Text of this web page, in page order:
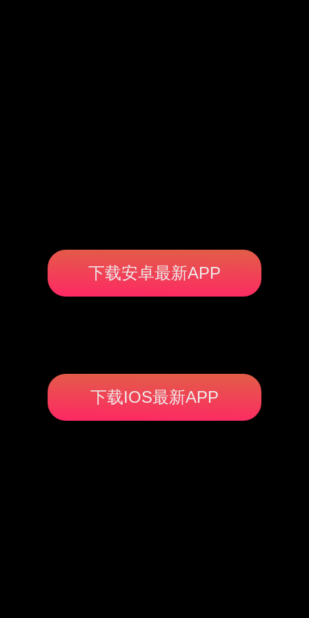
下载安卓最新APP
下载IOS最新APP